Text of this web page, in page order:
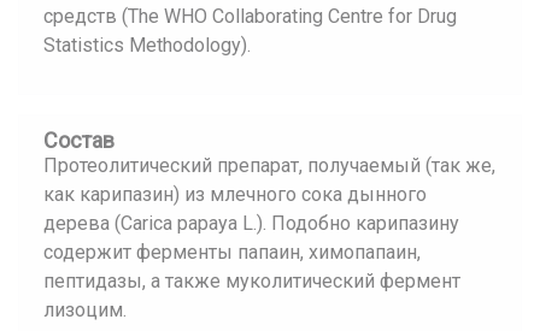
средств (The WHO Collaborating Centre for Drug
Statistics Methodology).
Состав
Протеолитический препарат, получаемый (так же,
как карипазин) из млечного сока дынного
деревa (Саrica рарауа L.). Подобно карипазину
содержит ферменты папаин, химопапаин,
пептидазы, а также муколитический фермент
лизоцим.